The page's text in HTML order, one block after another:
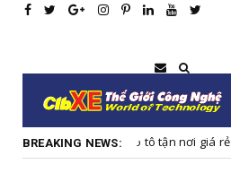
BREAKING NEWS:
ô tô tận nơi giá rẻ – Giải pháp nhanh